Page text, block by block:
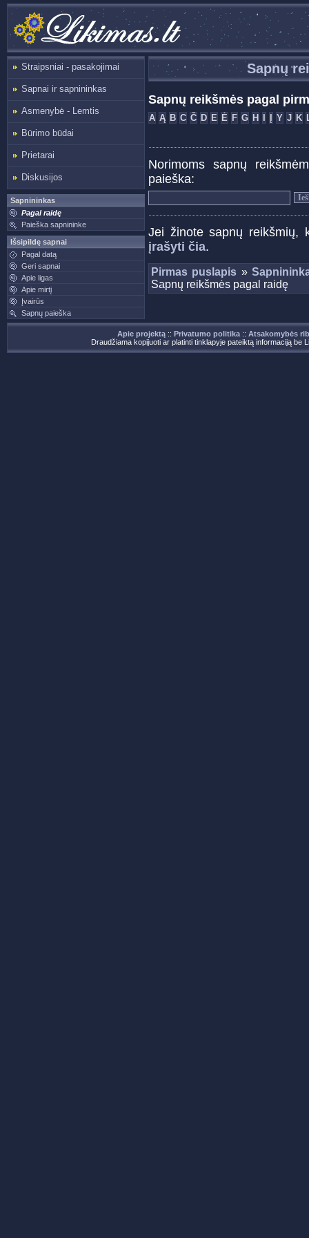
Straipsniai - pasakojimai
Sapnai ir sapnininkas
Asmenybė - Lemtis
Būrimo būdai
Prietarai
Diskusijos
Sapnininkas
Pagal raidę
Paieška sapnininke
Išsipildę sapnai
Pagal datą
Geri sapnai
Apie ligas
Apie mirtį
Įvairūs
Sapnų paieška
Sapnų
Sapnų reikšmės pagal
A Ą B C Č D E Ė F G H Y J K
Norimoms sapnų
paieška:
Jei žinote sapnų reikšmių,
įrašyti čia.
Pirmas puslapis »
Sapnų reikšmės pagal raidę
Apie projektą :: Privatumo politika :: Atsakomybės
Draudžiama kopijuoti ar platinti tinklapyje pateiktą informaciją be